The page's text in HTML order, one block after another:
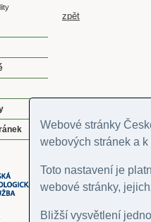
zpět
Webové stránky
webových stránek a
Toto nastavení je
webové stránky,
Bližší vysvětlení